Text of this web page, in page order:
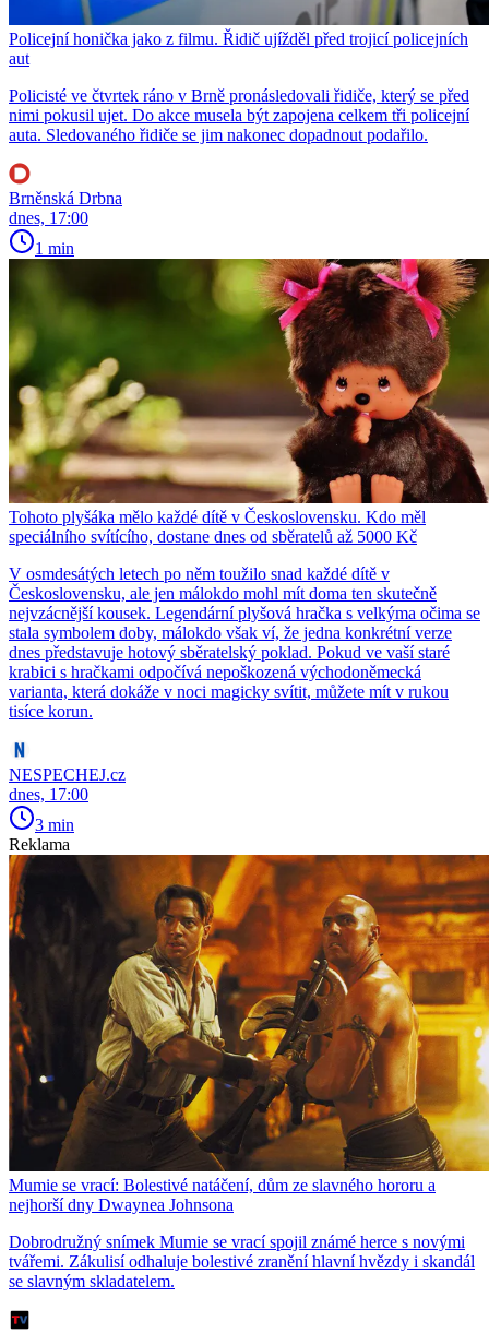
Policejní honička jako z filmu. Řidič ujížděl před trojicí policejních
aut
Policisté ve čtvrtek ráno v Brně pronásledovali řidiče, který se před
nimi pokusil ujet. Do akce musela být zapojena celkem tři policejní
auta. Sledovaného řidiče se jim nakonec dopadnout podařilo.
Brněnská Drbna
dnes, 17:00
1 min
Tohoto plyšáka mělo každé dítě v Československu. Kdo měl
speciálního svítícího, dostane dnes od sběratelů až 5000 Kč
V osmdesátých letech po něm toužilo snad každé dítě v
Československu, ale jen málokdo mohl mít doma ten skutečně
nejvzácnější kousek. Legendární plyšová hračka s velkýma očima se
stala symbolem doby, málokdo však ví, že jedna konkrétní verze
dnes představuje hotový sběratelský poklad. Pokud ve vaší staré
krabici s hračkami odpočívá nepoškozená východoněmecká
varianta, která dokáže v noci magicky svítit, můžete mít v rukou
tisíce korun.
NESPECHEJ.cz
dnes, 17:00
3 min
Reklama
Mumie se vrací: Bolestivé natáčení, dům ze slavného hororu a
nejhorší dny Dwaynea Johnsona
Dobrodružný snímek Mumie se vrací spojil známé herce s novými
tvářemi. Zákulisí odhaluje bolestivé zranění hlavní hvězdy i skandál
se slavným skladatelem.